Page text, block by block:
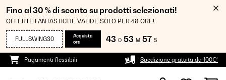
Fino al 30 % di sconto su prodotti selezionati!
OFFERTE FANTASTICHE VALIDE SOLO PER 48 ORE!
FULLSWING30
Acquista
ora
43 O 53 M 57 S
Pagamenti flessibili Spedizione gratuita da 100€*